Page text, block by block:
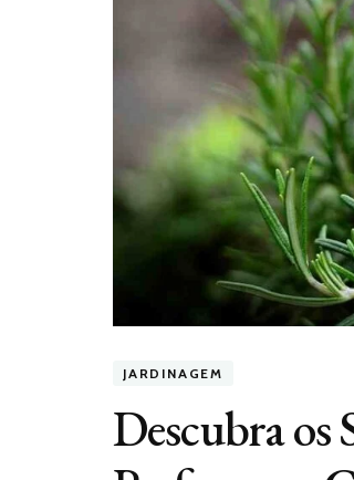
JARDINAGEM
Descubra os